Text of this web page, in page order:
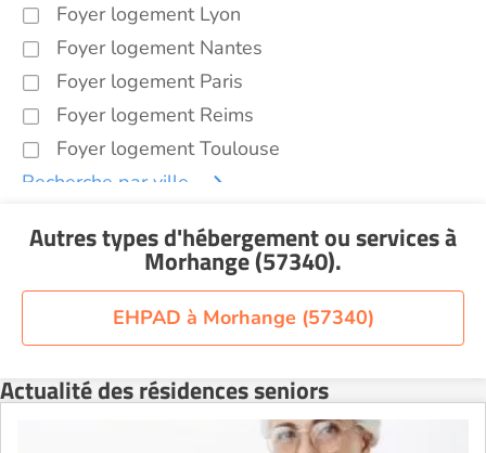
Foyer logement Lyon
Foyer logement Nantes
Foyer logement Paris
Foyer logement Reims
Foyer logement Toulouse
Recherche par ville
Autres types d'hébergement ou servicesà
Morhange (57340).
EHPAD à Morhange (57340)
Actualité des résidences seniors